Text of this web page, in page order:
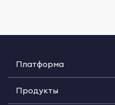
Платформа
Продукты